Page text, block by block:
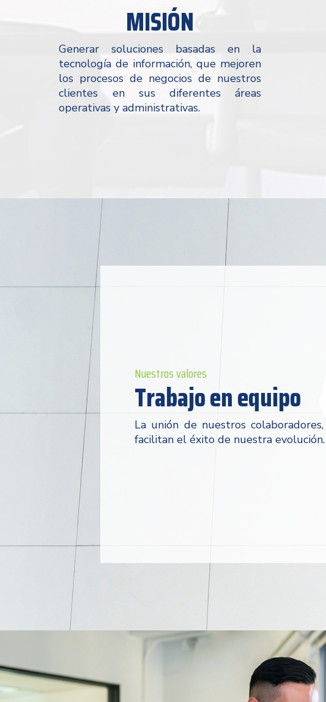
MISIÓN
Generar soluciones basadas en la
tecnología de información, que mejoren
los procesos de negocios de nuestros
clientes en sus diferentes áreas
operativas y administrativas.
Nuestros valores
Trabajo en equipo
La unión de nuestros
facilitan el éxito de nuestra evolución.